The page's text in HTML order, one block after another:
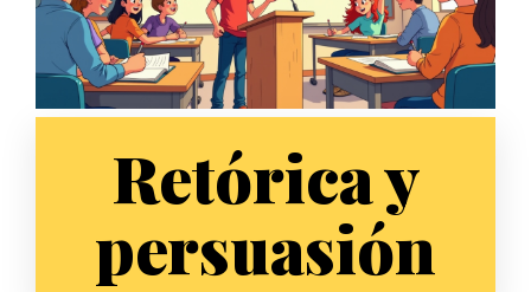
Retórica y
persuasión